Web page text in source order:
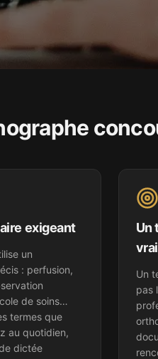
exigeant
un
: perfusion,
de soins…
termes que
au quotidien,
dictée
Un
Un
pas